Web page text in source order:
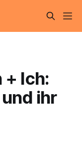
+ Ich:
ihr